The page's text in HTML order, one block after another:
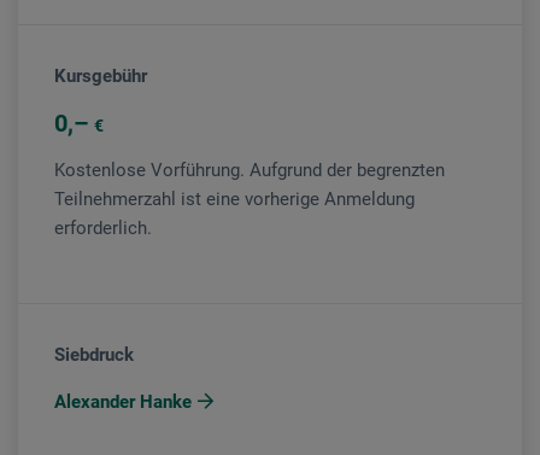
Kursgebühr
0 €
Kostenlose Vorführung. Aufgrund der begrenzten
Teilnehmerzahl ist eine vorherige Anmeldung
erforderlich.
Siebdruck
Alexander Hanke